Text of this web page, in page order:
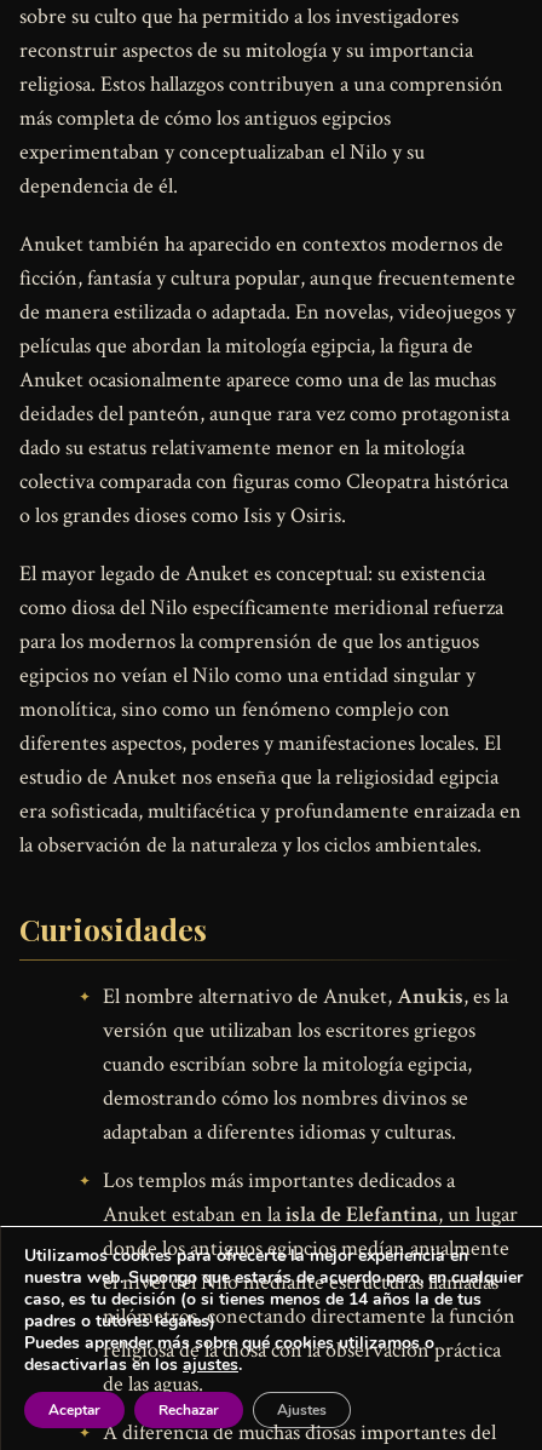
sobre su culto que ha permitido a los investigadores
reconstruir aspectos de su mitología y su importancia
religiosa. Estos hallazgos contribuyen a una comprensión
más completa de cómo los antiguos egipcios
experimentaban y conceptualizaban el Nilo y su
dependencia de él.
Anuket también ha aparecido en contextos modernos de
ficción, fantasía y cultura popular, aunque frecuentemente
de manera estilizada o adaptada. En novelas, videojuegos y
películas que abordan la mitología egipcia, la figura de
Anuket ocasionalmente aparece como una de las muchas
deidades del panteón, aunque rara vez como protagonista
dado su estatus relativamente menor en la mitología
colectiva comparada con figuras como Cleopatra histórica
o los grandes dioses como Isis y Osiris.
El mayor legado de Anuket es conceptual: su existencia
como diosa del Nilo específicamente meridional refuerza
para los modernos la comprensión de que los antiguos
egipcios no veían el Nilo como una entidad singular y
monolítica, sino como un fenómeno complejo con
diferentes aspectos, poderes y manifestaciones locales. El
estudio de Anuket nos enseña que la religiosidad egipcia
era sofisticada, multifacética y profundamente enraizada en
la observación de la naturaleza y los ciclos ambientales.
Curiosidades
El nombre alternativo de Anuket,Anukis, es la
versión que utilizaban los escritores griegos
cuando escribían sobre la mitología egipcia,
demostrando cómo los nombres divinos se
adaptaban a diferentes idiomas y culturas.
Los templos más importantes dedicados a
Anuket estaban en laisla de Elefantina, un lugar
donde los antiguos egipcios medían anualmente
el nivel del Nilo mediante estructuras llamadas
nilómetros, conectando directamente la función
religiosa de la diosa con la observación práctica
de las aguas.
A diferencia de muchas diosas importantes del
Utilizamos cookies para ofrecerte la mejor experiencia en
nuestra web. Supongo que estarás de acuerdo pero, en cualquier
caso, es tu decisión (o si tienes menos de 14 años la de tus
padres o tutores legales)
Puedes aprender más sobre qué cookies utilizamos o
desactivarlas en losajustes.
Aceptar Rechazar Ajustes